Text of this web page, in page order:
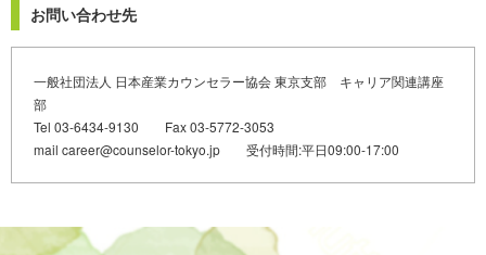
お問い合わせ先
一般社団法人 日本産業カウンセラー協会 東京支部 キャリア関連講座
部
Tel 03-6434-9130 Fax 03-5772-3053
mail career@counselor-tokyo.jp 受付時間:平日09:00-17:00